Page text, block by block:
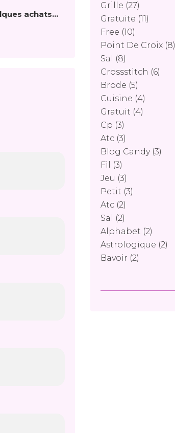
achats...
Grille (27)
Gratuite (11)
Free (10)
Point De Croix (8)
Sal
(8)
Crossstitch (6)
Brode (5)
Cuisine (4)
Gratuit (4)
Cp (3)
Atc (3)
Blog Candy(3)
Fil
(3)
Jeu (3)
Petit (3)
Atc (2)
Sal
(2)
Alphabet (2)
Astrologique (2)
Bavoir (2)